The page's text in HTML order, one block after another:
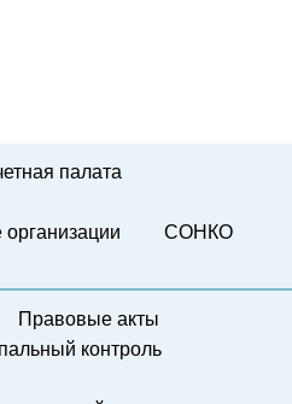
палата
СОНКО
Правовые акты
контроль